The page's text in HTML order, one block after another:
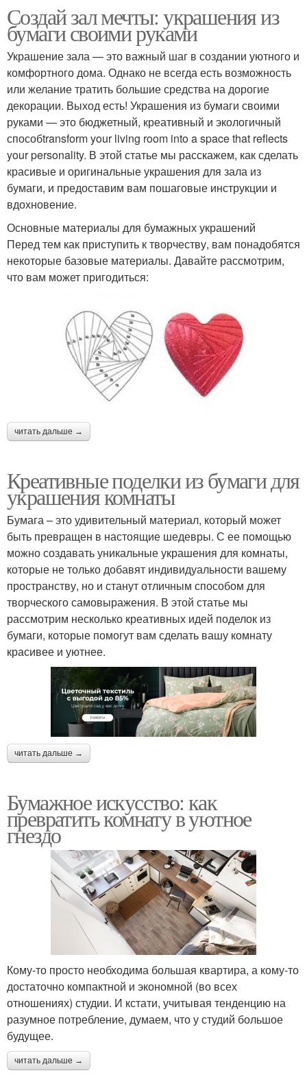
Создай зал мечты: украшения из
бумаги своими руками
Украшение зала — это важный шаг в создании уютного и
комфортного дома. Однако не всегда есть возможность
или желание тратить большие средства на дорогие
декорации. Выход есть! Украшения из бумаги своими
руками — это бюджетный, креативный и экологичный
способtransform your living room into a space that reflects
your personality. В этой статье мы расскажем, как сделать
красивые и оригинальные украшения для зала из
бумаги, и предоставим вам пошаговые инструкции и
вдохновение.
Основные материалы для бумажных украшений
Перед тем как приступить к творчеству, вам понадобятся
некоторые базовые материалы. Давайте рассмотрим,
что вам может пригодиться:
читать дальше →
Креативные поделки из бумаги для
украшения комнаты
Бумага – это удивительный материал, который может
быть превращен в настоящие шедевры. С ее помощью
можно создавать уникальные украшения для комнаты,
которые не только добавят индивидуальности вашему
пространству, но и станут отличным способом для
творческого самовыражения. В этой статье мы
рассмотрим несколько креативных идей поделок из
бумаги, которые помогут вам сделать вашу комнату
красивее и уютнее.
читать дальше →
Бумажное искусство: как
превратить комнату в уютное
гнездо
Кому-то просто необходима большая квартира, а кому-то
достаточно компактной и экономной (во всех
отношениях) студии. И кстати, учитывая тенденцию на
разумное потребление, думаем, что у студий большое
будущее.
читать дальше →